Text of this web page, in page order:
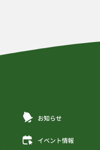
お知らせ
イベント情報